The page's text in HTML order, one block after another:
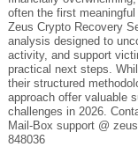
often the first
Zeus Crypto Recovery
analysis designed to
activity, and support
practical next steps.
their structured
approach offer valuable
challenges in 2026.
Mail-Box support @
848036